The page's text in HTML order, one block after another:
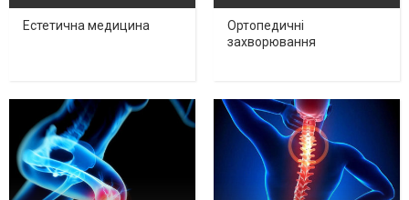
Естетична медицина
Ортопедичні
захворювання